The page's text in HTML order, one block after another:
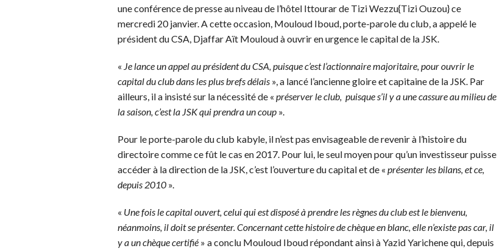
une conférence de presse au niveau de l’hôtel Ittourar de Tizi Wezzu{Tizi Ouzou} ce
mercredi 20 janvier. A cette occasion, Mouloud Iboud, porte-parole du club, a appelé le
président du CSA, Djaffar Aït Mouloud à ouvrir en urgence le capital de la JSK.
« Je lance un appel au président du CSA, puisque c’est l’actionnaire majoritaire, pour ouvrir le
capital du club dans les plus brefs délais », a lancé l’ancienne gloire et capitaine de la JSK. Par
ailleurs, il a insisté sur la nécessité de « préserver le club, puisque s’il y a une cassure au milieu de
la saison, c’est la JSK qui prendra un coup ».
Pour le porte-parole du club kabyle, il n’est pas envisageable de revenir à l’histoire du
directoire comme ce fût le cas en 2017. Pour lui, le seul moyen pour qu’un investisseur puisse
accéder à la direction de la JSK, c’est l’ouverture du capital et de « présenter les bilans, et ce,
depuis 2010 ».
« Une fois le capital ouvert, celui qui est disposé à prendre les règnes du club est le bienvenu,
néanmoins, il doit se présenter. Concernant cette histoire de chèque en blanc, elle n’existe pas car, il
y a un chèque certifié » a conclu Mouloud Iboud répondant ainsi à Yazid Yarichene qui, depuis